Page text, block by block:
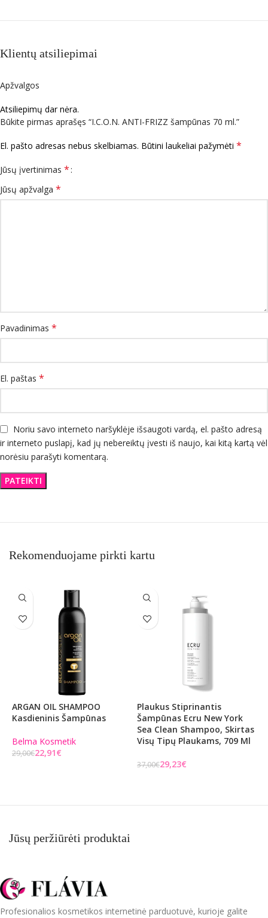
Klientų atsiliepimai
Apžvalgos
Atsiliepimų dar nėra.
Būkite pirmas aprašęs “I.C.O.N. ANTI-FRIZZ šampūnas 70 ml.”
El. pašto adresas nebus skelbiamas. Būtini laukeliai pažymėti *
Jūsų įvertinimas *
Jūsų apžvalga *
Pavadinimas *
El. paštas *
Noriu savo interneto naršyklėje išsaugoti vardą, el. pašto adresą
ir interneto puslapį, kad jų nebereiktų įvesti iš naujo, kai kitą kartą vėl
norėsiu parašyti komentarą.
Rekomenduojame pirkti kartu
ARGAN OIL SHAMPOO
Kasdieninis Šampūnas
Belma Kosmetik
29,00€22,91€
Plaukus Stiprinantis
Šampūnas Ecru New York
Sea Clean Shampoo, Skirtas
Visų Tipų Plaukams, 709 Ml
37,00€29,23€
Jūsų peržiūrėti produktai
Profesionalios kosmetikos internetinė parduotuvė, kurioje galite